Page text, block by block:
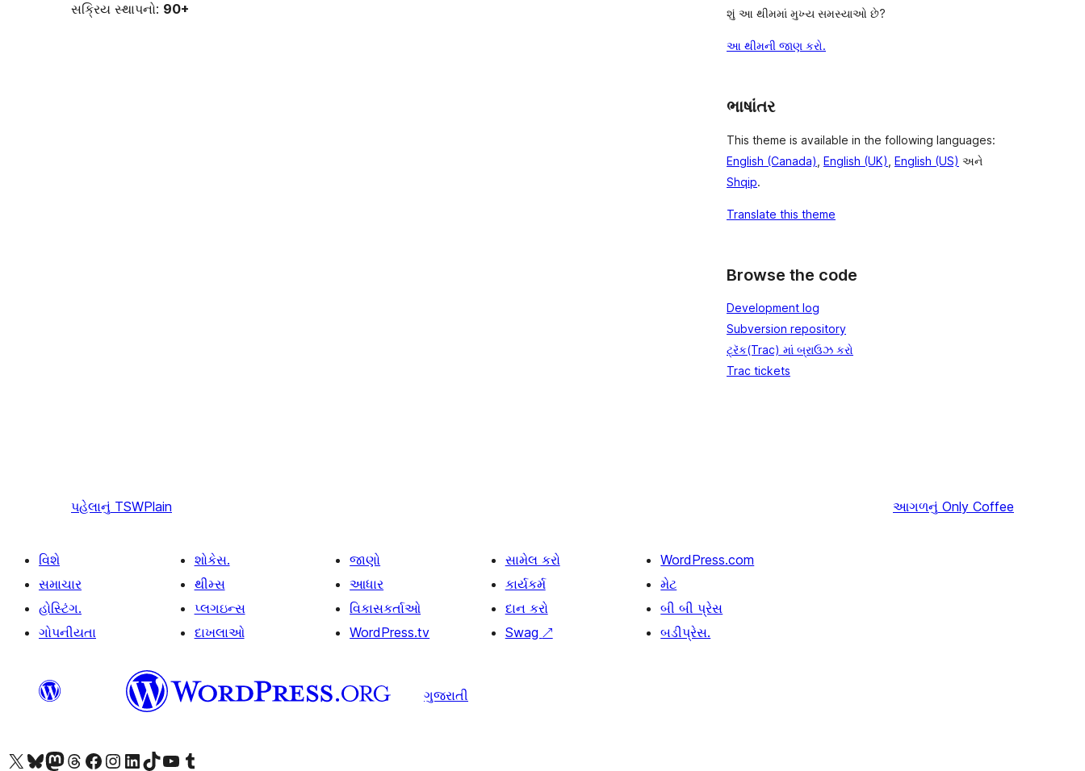
સક્રિય સ્થાપનો: 90+ શું આ થીમમાં મુખ્ય સમસ્યાઓ છે?
આ થીમની જાણ કરો.
ભાષાંતર
This theme is available in the following languages:
English (Canada) English (UK) English (US) અને
Shqip.
Translate this theme
Browse the code
Development log
Subversion repository
ટ્રૅક(Trac) માં બ્રાઉઝ કરો
Trac tickets
પહેલાનું TSWPlain આગળનું Only Coffee
વિશે
સમાચાર
હોસ્ટિંગ.
ગોપનીયતા
શોકેસ.
થીમ્સ
પ્લગઇન્સ
દાખલાઓ
જાણો
આધાર
વિકાસકર્તાઓ
WordPress.tv
સામેલ કરો
કાર્યકર્મ
દાન કરો
Swag ↗
WordPress.com
મેટ
બી બી પ્રેસ
બડીપ્રેસ.
ગુજરાતી
અમારા X (અગાઉ ટ્વિટર) એકાઉન્ટની મુલાકાત લોઅમારા Bluesky એકાઉન્ટની મુલાકાત લોઅમારા માસ્ટોડોન એકાઉન્ટની મુલાકાત લોઅમારા Threads એકાઉન્ટની મુલાકાત લો અમારા ફેસબુક પેજની મુલાકાત લોઅમારા ઇન્સ્ટાગ્રામ એકાઉન્ટની મુલાકાત લો અમારા LinkedIn એકાઉન્ટની મુલાકાત લોઅમારા TikTok એકાઉન્ટની મુલાકાત લોઅમારી YouTube ચેનલની મુલાકાત લો અમારા Tumblr એકાઉન્ટની મુલાકાત લો